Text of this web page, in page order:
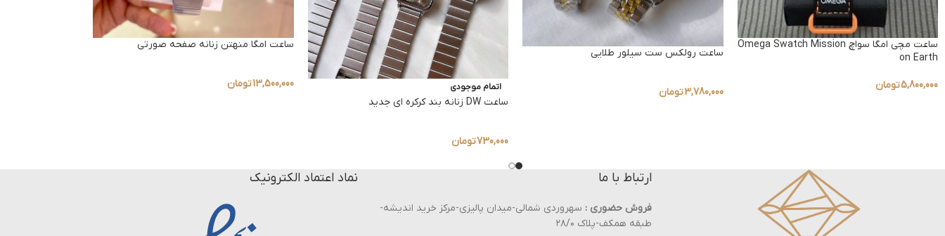
ساعت مچی امگا سواچ Omega Swatch Mission
on Earth
5,800,000تومان
ساعت رولکس ست سیلور طلایی
3,780,000تومان اتمام موجودی
ساعت DW زنانه بند کرکره ای جدید
730,000تومان
ساعت امگا منهتن زنانه صفحه صورتی
13,500,000تومان
ارتباط با ما
فروش حضوری : سهروردی شمالی-میدان پالیزی-مرکز خرید اندیشه-
طبقه همکف-پلاک ۲۸/۰
نماد اعتماد الکترونیک